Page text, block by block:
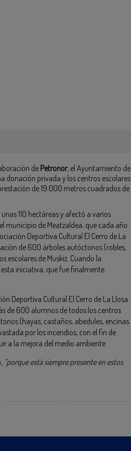
de Petronor, el Ayuntamiento de
donación privada y los centros escolares
de 19.000 metros cuadrados de
110 hectáreas y afectó a varios
municipio de Meatzaldea, que cada año
Deportiva Cultural El Cerro de La
de 600 árboles autóctonos (robles,
escolares de Muskiz. Cuando la
iniciativa, que fue finalmente
Deportiva Cultural El Cerro de La Llosa
de 600 alumnos de todos los centros
(hayas, castaños, abedules, encinas
por los incendios, con el fin de
a la mejora del medio ambiente.
“porque está siempre presente en estos